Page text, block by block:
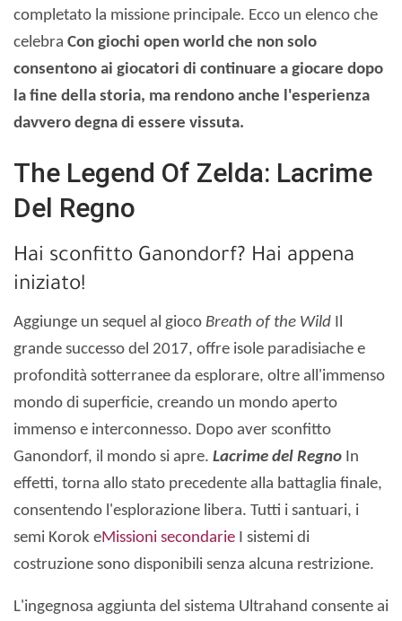
completato la missione principale. Ecco un elenco che
celebra Con giochi open world che non solo
consentono ai giocatori di continuare a giocare dopo
la fine della storia, ma rendono anche l'esperienza
davvero degna di essere vissuta.
The Legend Of Zelda: Lacrime
Del Regno
Hai sconfitto Ganondorf? Hai appena
iniziato!
Aggiunge un sequel al gioco Breath of the Wild Il
grande successo del 2017, offre isole paradisiache e
profondità sotterranee da esplorare, oltre all'immenso
mondo di superficie, creando un mondo aperto
immenso e interconnesso. Dopo aver sconfitto
Ganondorf, il mondo si apre. Lacrime del Regno In
effetti, torna allo stato precedente alla battaglia finale,
consentendo l'esplorazione libera. Tutti i santuari, i
semi Korok eMissioni secondarie I sistemi di
costruzione sono disponibili senza alcuna restrizione.
L'ingegnosa aggiunta del sistema Ultrahand consente ai